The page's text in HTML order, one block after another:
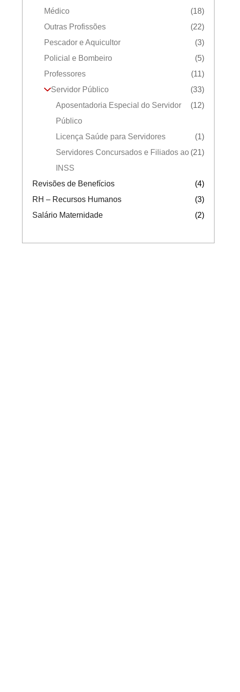
Médico
(18)
Outras Profissões
(22)
Pescador e Aquicultor
(3)
Policial e Bombeiro
(5)
Professores
(11)
Servidor Público
(33)
Aposentadoria Especial do Servidor
Público
(12)
Licença Saúde para Servidores
(1)
Servidores Concursados e Filiados ao
INSS
(21)
Revisões de Benefícios
(4)
RH – Recursos Humanos
(3)
Salário Maternidade
(2)